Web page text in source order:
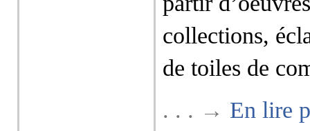
collections,
de toiles de
. . . → En lire